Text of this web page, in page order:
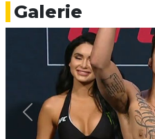
Galerie
Previous